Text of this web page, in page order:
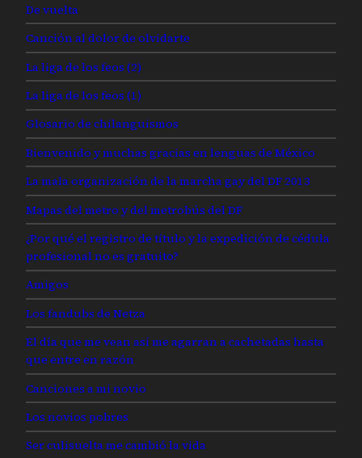
De vuelta
Canción al dolor de olvidarte
La liga de los feos (2)
La liga de los feos (1)
Glosario de chilanguismos
Bienvenido y muchas gracias en lenguas de México
La mala organización de la marcha gay del DF 2013
Mapas del metro y del metrobús del DF
¿Por qué el registro de título y la expedición de cédula
profesional no es gratuito?
Amigos
Los fandubs de Netza
El día que me vean así me agarran a cachetadas hasta
que entre en razón
Canciones a mi novio
Los novios pobres
Ser culisuelta me cambió la vida